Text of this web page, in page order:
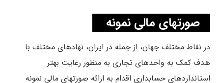
صورتهای مالی نمونه
در نقاط مختلف جهان، از جمله در ایران، نهادهای مختلف با
هدف کمک به واحدهای تجاری به منظور رعایت بهتر
استانداردهای حسابداری اقدام به ارائه صورتهای مالی نمونه